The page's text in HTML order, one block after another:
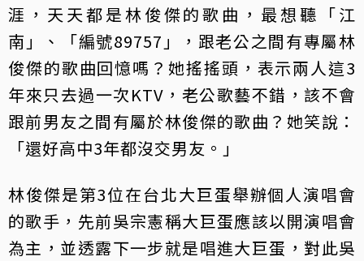
涯，天天都是林俊傑的歌曲，最想聽「江
南」、「編號89757」，跟老公之間有專屬林
俊傑的歌曲回憶嗎？她搖搖頭，表示兩人這3
年來只去過一次KTV，老公歌藝不錯，該不會
跟前男友之間有屬於林俊傑的歌曲？她笑說：
「還好高中3年都沒交男友。」
林俊傑是第3位在台北大巨蛋舉辦個人演唱會
的歌手，先前吳宗憲稱大巨蛋應該以開演唱會
為主，並透露下一步就是唱進大巨蛋，對此吳